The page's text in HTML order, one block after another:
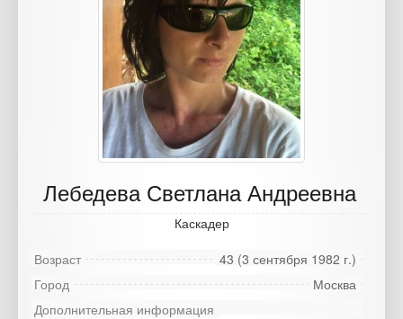
Лебедева Светлана Андреевна
Каскадер
43 (3 сентября 1982 г.)
Возраст
Москва
Город
Дополнительная информация